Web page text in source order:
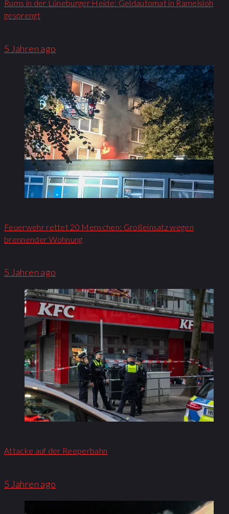
Rums in der Lüneburger Heide: Geldautomat in Ramelsloh
gesprengt
5 Jahren ago
Feuerwehr rettet 20 Menschen: Großeinsatz wegen
brennender Wohnung​
5 Jahren ago
Attacke auf der Reeperbahn
5 Jahren ago